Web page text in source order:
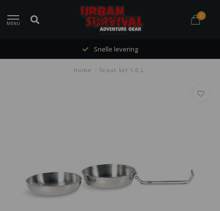
MENU
0
Snelle levering
Home Scout Set 1,0 L